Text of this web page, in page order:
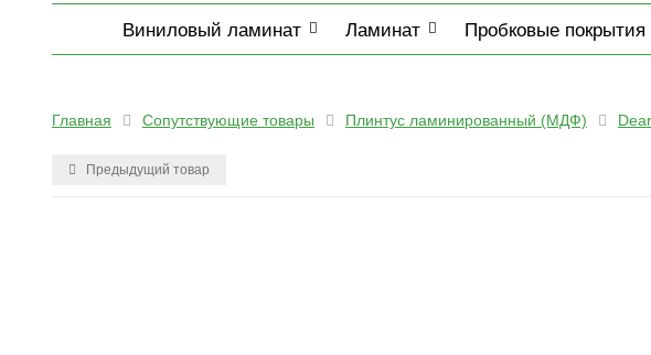
Виниловый ламинат Ламинат Пробковые покрытия
Главная Сопутствующие товары Плинтус ламинированный (МДФ)
Предыдущий товар